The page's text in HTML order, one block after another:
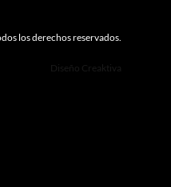
los derechos reservados.
Diseño Creaktiva